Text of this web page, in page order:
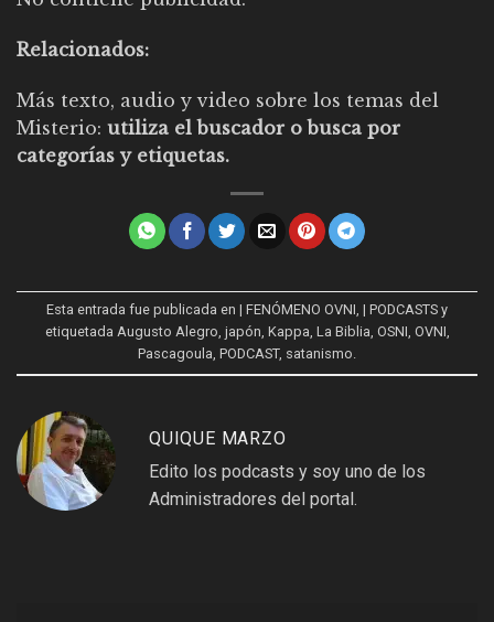
Relacionados:
Más texto, audio y video sobre los temas del
Misterio: utiliza el buscador o busca por
categorías y etiquetas.
Esta entrada fue publicada en | FENÓMENO OVNI | PODCASTS y
etiquetada Augusto Alegro japón Kappa La Biblia OSNI OVNI
Pascagoula PODCAST, satanismo
QUIQUE MARZO
Edito los podcasts y soy uno de los
Administradores del portal.